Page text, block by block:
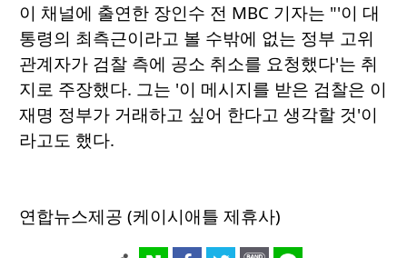
이 채널에 출연한 장인수 전 MBC 기자는 "'이 대
통령의 최측근이라고 볼 수밖에 없는 정부 고위
관계자가 검찰 측에 공소 취소를 요청했다'는 취
지로 주장했다. 그는 '이 메시지를 받은 검찰은 이
재명 정부가 거래하고 싶어 한다고 생각할 것'이
라고도 했다.
연합뉴스제공 (케이시애틀 제휴사)